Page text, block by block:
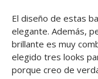
El diseño de estas
elegante. Además,
brillante es muy
elegido tres looks
porque creo de